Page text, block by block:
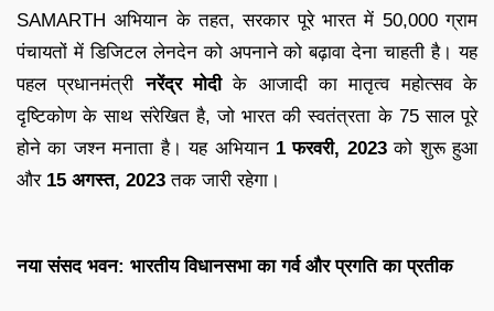
SAMARTH अभियान के तहत, सरकार पूरे भारत में 50,000 ग्राम
पंचायतों में डिजिटल लेनदेन को अपनाने को बढ़ावा देना चाहती है। यह
पहल प्रधानमंत्रीनरेंद्र मोदीके आजादी का मातृत्व महोत्सव के
दृष्टिकोण के साथ संरेखित है, जो भारत की स्वतंत्रता के 75 साल पूरे
होने का जश्न मनाता है। यह अभियान 1 फरवरी, 2023को शुरू हुआ
और 15 अगस्त, 2023 तक जारी रहेगा।
नया संसद भवन: भारतीय विधानसभा का गर्व और प्रगति का प्रतीक